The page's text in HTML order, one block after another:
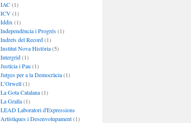
IAC(1)
ICV(1)
Iddix (1)
Independència i Progrés(1)
Indrets del Record(1)
Institut Nova Història(5)
Intergrid(1)
Justícia i Pau (1)
Jutges per a la Democràcia(1)
L’Orwell(1)
La Gota Catalana(1)
La Gralla(1)
LEAD Laboratori d'Expressions
Artístiques i Desenvolupament(1)